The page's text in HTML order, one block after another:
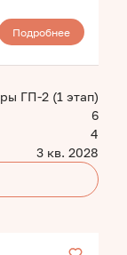
Подробнее
ГП-2 (1 этап)
6
4
3 кв. 2028